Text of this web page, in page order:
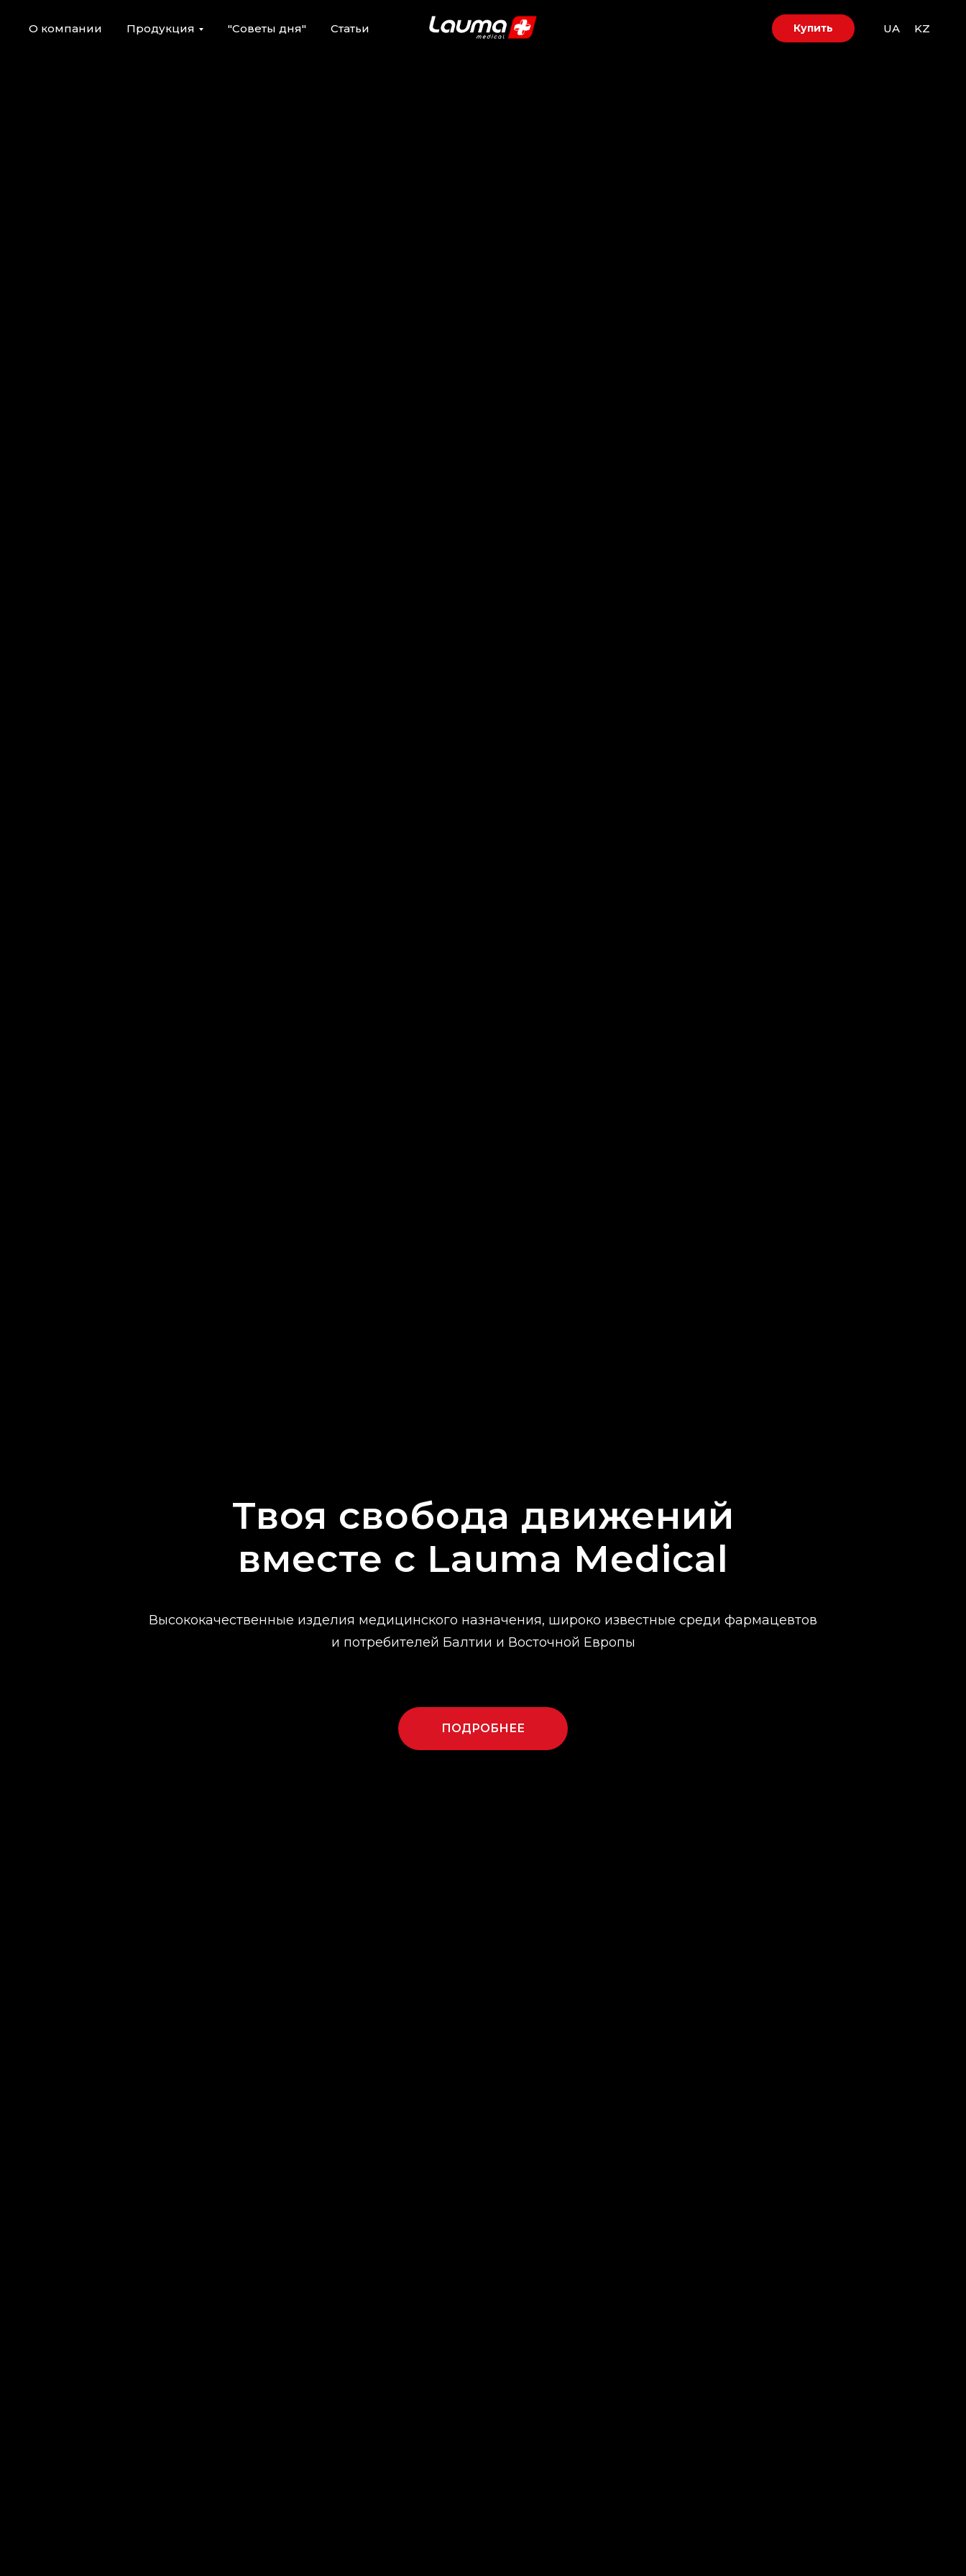
О компании Продукция "Советы дня" Статьи Купить UA KZ
Твоя свобода движений
вместе с Lauma Medical
Высококачественные изделия медицинского назначения, широко известные среди фармацевтов
и потребителей Балтии и Восточной Европы
ПОДРОБНЕЕ